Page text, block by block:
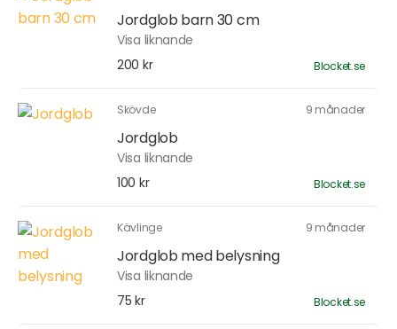
Jordglob barn 30 cm
Visa liknande
200 kr
Blocket.se
Skövde 9 månader
Jordglob
Visa liknande
100 kr
Blocket.se
Kävlinge 9 månader
Jordglob med belysning
Visa liknande
75 kr
Blocket.se